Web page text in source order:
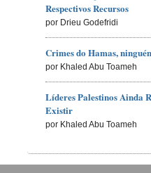
Respectivos Recursos
por Drieu Godefridi
Crimes do Hamas,
por Khaled Abu Toameh
Líderes Palestinos Ainda
Existir
por Khaled Abu Toameh